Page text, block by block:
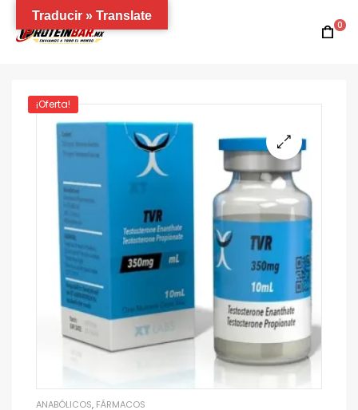
0
¡Oferta!
ANABÓLICOS, FÁRMACOS
Traducir » Translate